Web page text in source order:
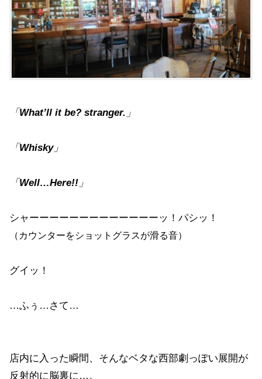
「 What’ll it be? stranger. 」
「 Whisky」
「 Well…Here!! 」
シャーーーーーーーーーーーーーッ！パシッ！
（カウンターをショットグラスが滑る音）
グイッ！
…ふぅ…さて…
店内に入った瞬間、そんなベタな西部劇っぽい展開が
反射的に脳裏に…。